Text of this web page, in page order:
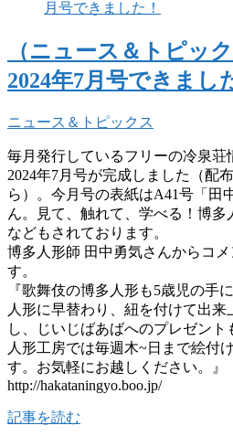
（ニュース＆トピッ
2024年7月号できまし
ニュース＆トピックス
毎月発行しているフリーの冷泉荘
2024年7月号が完成しました（配
ら）。今月号の表紙はA41号「田
ん。見て、触れて、学べる！博
などもされております。
博多人形師 田中勇気さんからコ
す。
『歌舞伎の博多人形も5歳児の手
人形に早替わり、紐を付けて出来
し、じいじばあばへのプレゼン
人形工房では毎週木~日まで絵付
す。お気軽にお越しください。』
http://hakataningyo.boo.jp/
記事を読む